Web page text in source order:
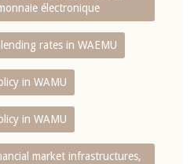
électronique
rates in WAEMU
in WAMU
in WAMU
market infrastructures,